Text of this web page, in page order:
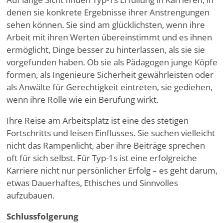
denen sie konkrete Ergebnisse ihrer Anstrengungen
sehen können. Sie sind am glücklichsten, wenn ihre
Arbeit mit ihren Werten übereinstimmt und es ihnen
ermöglicht, Dinge besser zu hinterlassen, als sie sie
vorgefunden haben. Ob sie als Pädagogen junge Köpfe
formen, als Ingenieure Sicherheit gewährleisten oder
als Anwälte für Gerechtigkeit eintreten, sie gediehen,
wenn ihre Rolle wie ein Berufung wirkt.
Ihre Reise am Arbeitsplatz ist eine des stetigen
Fortschritts und leisen Einflusses. Sie suchen vielleicht
nicht das Rampenlicht, aber ihre Beiträge sprechen
oft für sich selbst. Für Typ-1s ist eine erfolgreiche
Karriere nicht nur persönlicher Erfolg – es geht darum,
etwas Dauerhaftes, Ethisches und Sinnvolles
aufzubauen.
Schlussfolgerung